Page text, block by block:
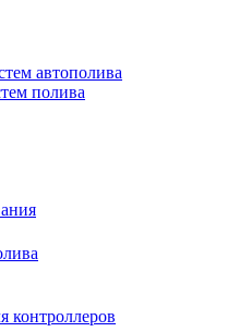
автополива
полива
контроллеров